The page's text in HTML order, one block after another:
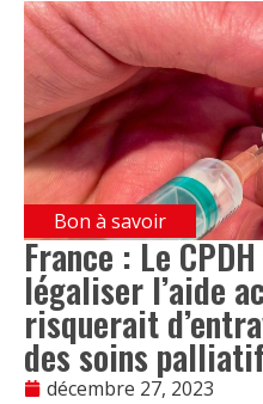
Bon à savoir
France : Le
légaliser l’aide
risquerait
des soins
décembre 27, 2023